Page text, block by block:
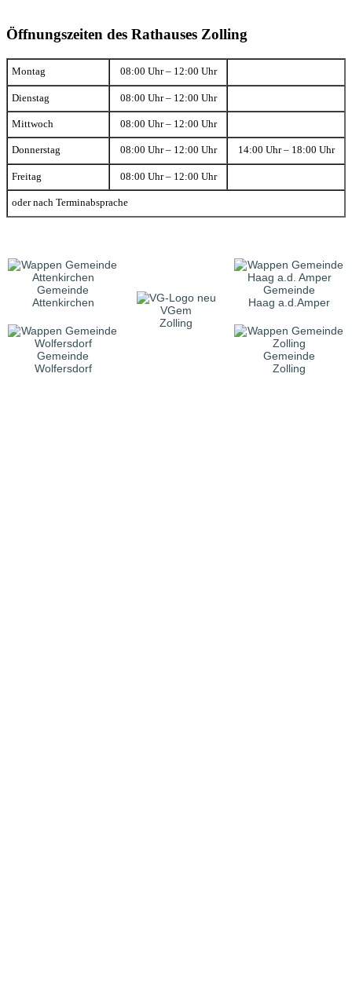
Öffnungszeiten des Rathauses Zolling
Montag 08:00 Uhr – 12:00 Uhr
Dienstag 08:00 Uhr – 12:00 Uhr
Mittwoch 08:00 Uhr – 12:00 Uhr
Donnerstag 08:00 Uhr – 12:00 Uhr 14:00 Uhr – 18:00 Uhr
Freitag 08:00 Uhr – 12:00 Uhr
oder nach Terminabsprache
Gemeinde
Attenkirchen
VGem
Zolling
Gemeinde
Haag a.d.Amper
Gemeinde
Wolfersdorf
Gemeinde
Zolling